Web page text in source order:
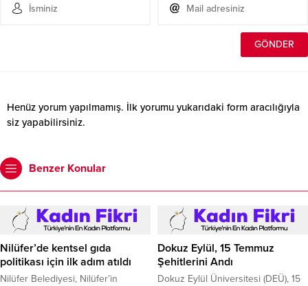
Henüz yorum yapılmamış. İlk yorumu yukarıdaki form aracılığıyla
siz yapabilirsiniz.
Benzer Konular
Nilüfer’de kentsel gıda
politikası için ilk adım atıldı
Nilüfer Belediyesi, Nilüfer’in
Dokuz Eylül, 15 Temmuz
Şehitlerini Andı
Dokuz Eylül Üniversitesi (DEÜ), 15